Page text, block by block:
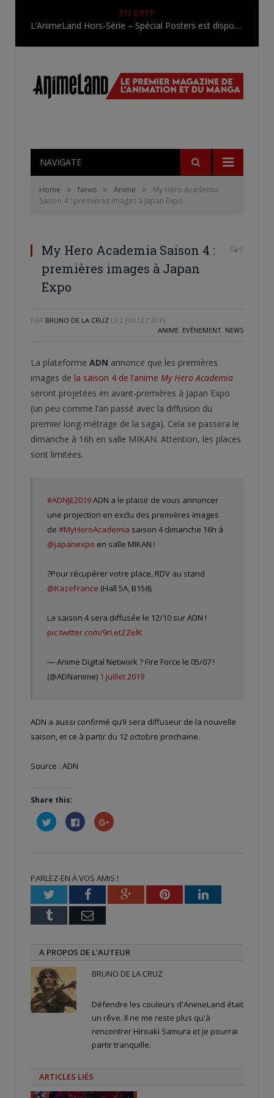
EN BREF
L’AnimeLand Hors-Série – Spécial Posters est disponible !
NAVIGATE
Home » News » Anime »
My Hero Academia
Saison 4 : premières images à Japan Expo
My Hero Academia Saison 4 :
premières images à Japan
Expo
0
PAR BRUNO DE LA CRUZ LE 2 JUILLET 2019
ANIME, EVÈNEMENT, NEWS
La plateforme ADN annonce que les premières
images de la saison 4 de l’anime My Hero Academia
seront projetées en avant-premières à Japan Expo
(un peu comme l’an passé avec la diffusion du
premier long-métrage de la saga). Cela se passera le
dimanche à 16h en salle MIKAN. Attention, les places
sont limitées.
#ADNJE2019ADN a le plaisir de vous annoncer
une projection en exclu des premières images
de#MyHeroAcademia saison 4 dimanche 16h à
@japanexpo en salle MIKAN !
?Pour récupérer votre place, RDV au stand
@KazeFrance (Hall 5A, B158).
La saison 4 sera diffusée le 12/10 sur ADN !
pic.twitter.com/9rLetZZelK
— Anime Digital Network ? Fire Force le 05/07 !
(@ADNanime) 1 juillet 2019
ADN a aussi confirmé qu’il sera diffuseur de la nouvelle
saison, et ce à partir du 12 octobre prochaine.
Source : ADN
Share this:
Cliquez
pour
partager
fenêtre)
Cliquez
pour
partager
fenêtre)
Cliquez
pour
nouvelle
fenêtre)
PARLEZ-EN À VOS AMIS !
TwitterFacebookGoogle+PinterestLinkedIn
Tumblr Email
A PROPOS DE L'AUTEUR
BRUNO DE LA CRUZ
Défendre les couleurs d'AnimeLand était
un rêve. Il ne me reste plus qu'à
rencontrer Hiroaki Samura et je pourrai
partir tranquille.
ARTICLES LIÉS